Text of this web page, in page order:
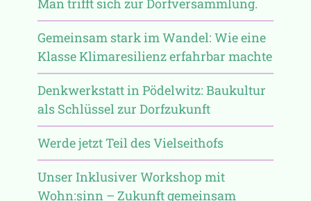
Gemeinsam stark im Wandel: Wie eine
Klasse Klimaresilienz erfahrbar machte
Denkwerkstatt in Pödelwitz: Baukultur
als Schlüssel zur Dorfzukunft
Werde jetzt Teil des Vielseithofs
Unser Inklusiver Workshop mit
Wohn:sinn – Zukunft gemeinsam